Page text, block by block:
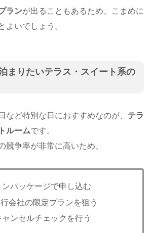
ランが出ることもあるため、こまめに
よいでしょう。
まりたいテラス・スイート系の
など特別な日におすすめなのが、 テラ
ルームです。
競争率が非常に高いため、
パッケージで申し込む
会社の限定プランを狙う
ンセルチェックを行う